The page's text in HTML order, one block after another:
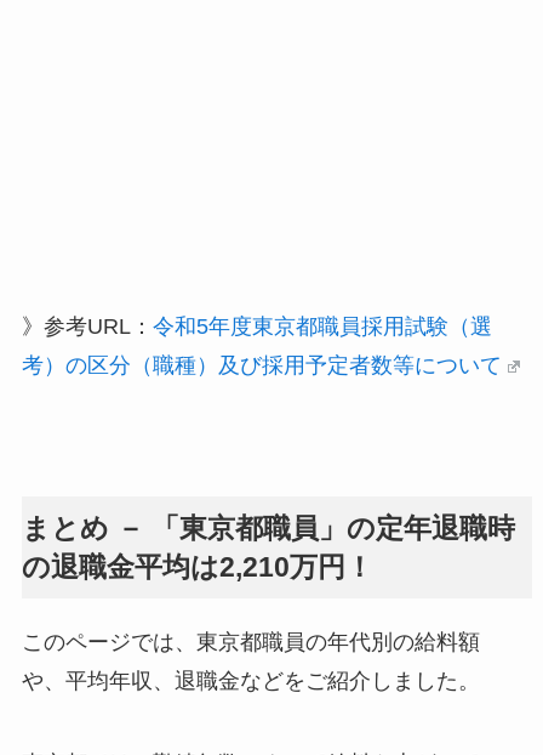
》参考URL： 令和5年度東京都職員採用試験（選
考）の区分（職種）及び採用予定者数等について
まとめ － 「東京都職員」の定年退職時
の退職金平均は2,210万円！
このページでは、東京都職員の年代別の給料額
や、平均年収、退職金などをご紹介しました。